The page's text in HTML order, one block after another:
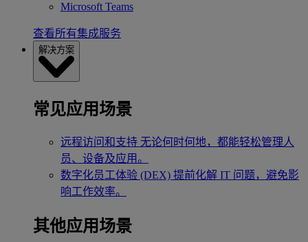
Microsoft Teams
查看所有集成服务
解决方案
常见应用场景
远程访问和支持 无论何时何地，都能轻松管理人
员、设备及应用。
数字化员工体验 (DEX) 提前化解 IT 问题，避免影
响工作效率。
其他应用场景